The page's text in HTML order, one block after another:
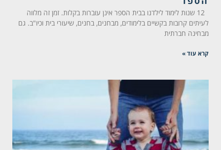
12 שנות לימוד לילדנו בבית הספר אינן עוברות בקלות. זמן זה מלווה
לעיתים קרובות בקשיים בלימודים, מבחנים, בחנים, שיעורי בית וכיו"ב. גם
מבחינה חברתית
קרא עוד »